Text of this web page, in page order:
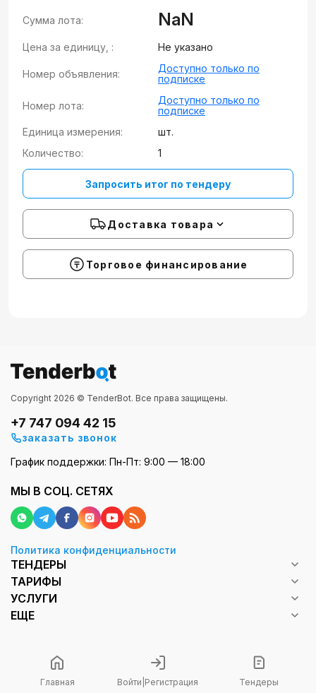
Главная Войти Регистрация Тендеры
Сумма лота: NaN
Цена за единицу, : Не указано
Номер объявления:
Доступно только по
подписке
Номер лота:
Доступно только по
подписке
Единица измерения:
шт.
Количество:
1
Запросить итог по тендеру
Доставка товара
Торговое финансирование
Copyright 2026 © TenderBot. Все права защищены.
+7 747 094 42 15
заказать звонок
График поддержки: Пн-Пт: 9:00 — 18:00
МЫ В СОЦ. СЕТЯХ
Политика конфиденциальности
ТЕНДЕРЫ
ТАРИФЫ
УСЛУГИ
ЕЩЕ